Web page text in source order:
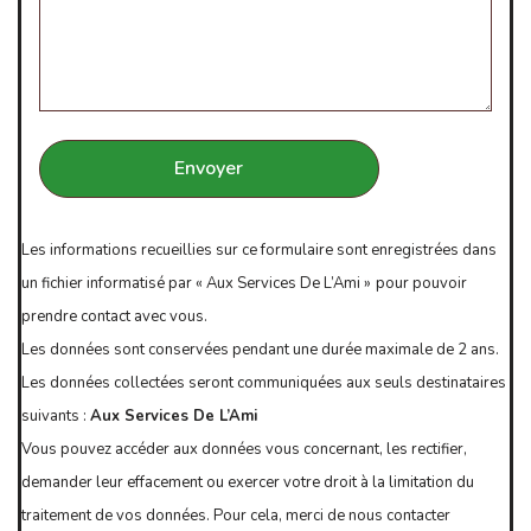
Les informations recueillies sur ce formulaire sont enregistrées dans
un fichier informatisé par « Aux Services De L’Ami » pour pouvoir
prendre contact avec vous.
Les données sont conservées pendant une durée maximale de 2 ans.
Les données collectées seront communiquées aux seuls destinataires
suivants : Aux Services De L’Ami
Vous pouvez accéder aux données vous concernant, les rectifier,
demander leur effacement ou exercer votre droit à la limitation du
traitement de vos données. Pour cela, merci de nous contacter